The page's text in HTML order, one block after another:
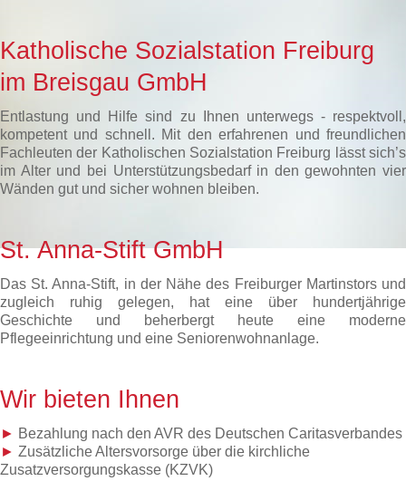
Katholische Sozialstation Freiburg
im Breisgau GmbH
Entlastung und Hilfe sind zu Ihnen unterwegs - respektvoll,
kompetent und schnell. Mit den erfahrenen und freundlichen
Fachleuten der Katholischen Sozialstation Freiburg lässt sich’s
im Alter und bei Unterstützungsbedarf in den gewohnten vier
Wänden gut und sicher wohnen bleiben.
St. Anna-Stift GmbH
Das St. Anna-Stift, in der Nähe des Freiburger Martinstors und
zugleich ruhig gelegen, hat eine über hundertjährige
Geschichte und beherbergt heute eine moderne
Pflegeeinrichtung und eine Seniorenwohnanlage.
Wir bieten Ihnen
► Bezahlung nach den AVR des Deutschen Caritasverbandes
► Zusätzliche Altersvorsorge über die kirchliche
Zusatzversorgungskasse (KZVK)